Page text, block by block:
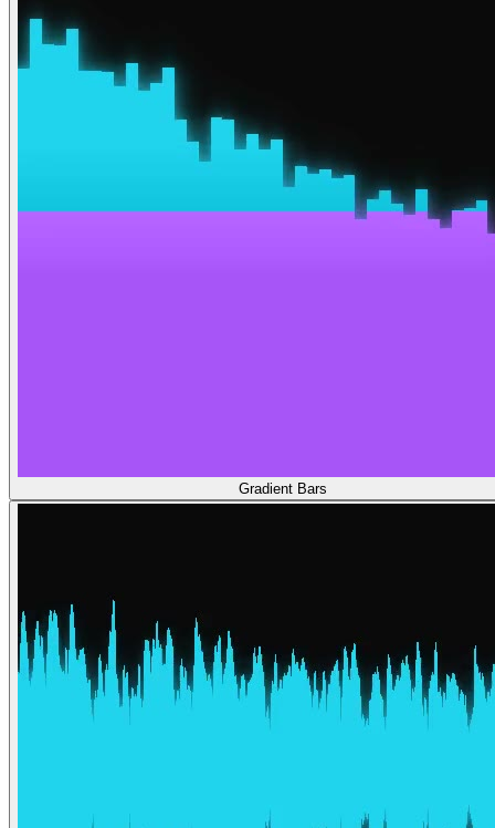
Gradient Bars